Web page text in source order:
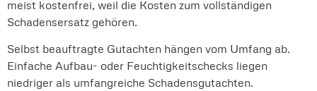
meist kostenfrei, weil die Kosten zum vollständigen
Schadensersatz gehören.
Selbst beauftragte Gutachten hängen vom Umfang ab.
Einfache Aufbau- oder Feuchtigkeitschecks liegen
niedriger als umfangreiche Schadensgutachten.